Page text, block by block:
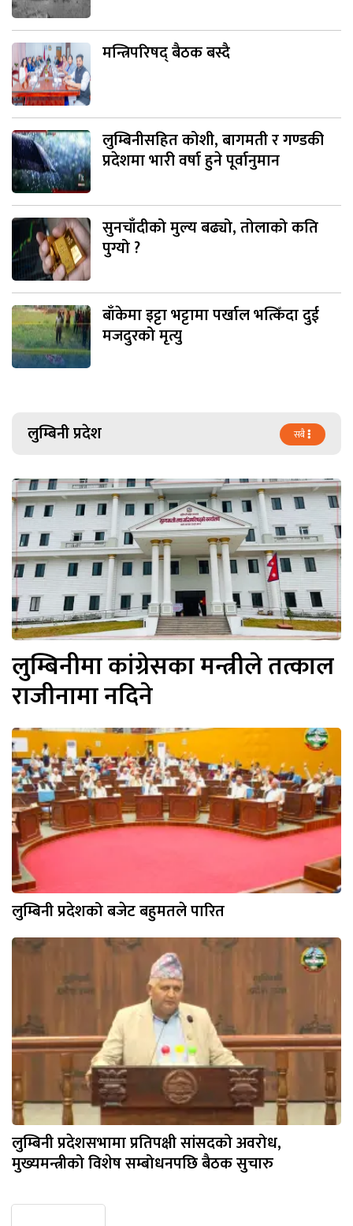
मन्त्रिपरिषद् बैठक बस्दै
लुम्बिनीसहित कोशी, बागमती र गण्डकी
प्रदेशमा भारी वर्षा हुने पूर्वानुमान
सुनचाँदीको मुल्य बढ्यो, तोलाको कति
पुग्यो ?
बाँकेमा इट्टा भट्टामा पर्खाल भत्किँदा दुई
मजदुरको मृत्यु
लुम्बिनी प्रदेश सबै
लुम्बिनीमा कांग्रेसका मन्त्रीले तत्काल
राजीनामा नदिने
लुम्बिनी प्रदेशको बजेट बहुमतले पारित
लुम्बिनी प्रदेशसभामा प्रतिपक्षी सांसदको अवरोध,
मुख्यमन्त्रीको विशेष सम्बोधनपछि बैठक सुचारु